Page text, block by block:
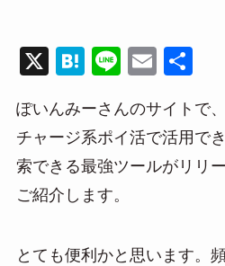
X
H
e
n
a
Li
e
E
ail
ぽいんみーさんのサイトで
チャージ系ポイ活で活用で
索できる最強ツールがリリ
ご紹介します。
とても便利かと思います。